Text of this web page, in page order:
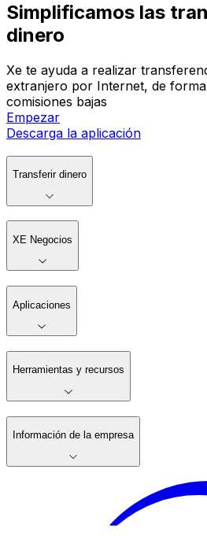
Simplificamos las
dinero
Xe te ayuda a realizar
extranjero por Internet, de
comisiones bajas
Empezar
Descarga la aplicación
Transferir dinero
XE Negocios
Aplicaciones
Herramientas y recursos
Información de la empresa